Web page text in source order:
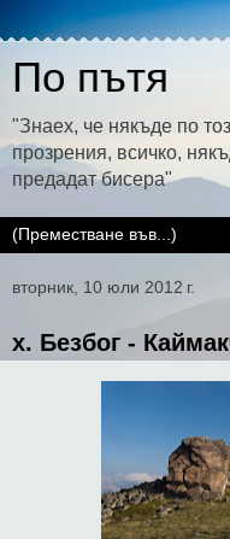
По пътя
"Знаех, че някъде по
прозрения, всичко,
предадат бисера"
вторник, 10 юли 2012 г.
х. Безбог -